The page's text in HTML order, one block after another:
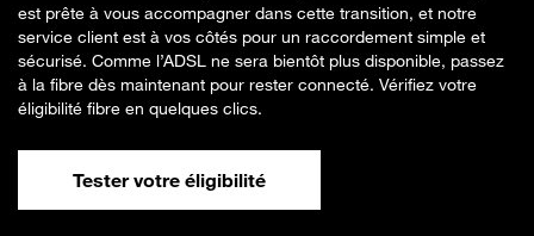
est prête à vous accompagner dans cette transition, et notre
service client est à vos côtés pour un raccordement simple et
sécurisé. Comme l’ADSL ne sera bientôt plus disponible, passez
à la fibre dès maintenant pour rester connecté. Vérifiez votre
éligibilité fibre en quelques clics.
Tester votre éligibilité